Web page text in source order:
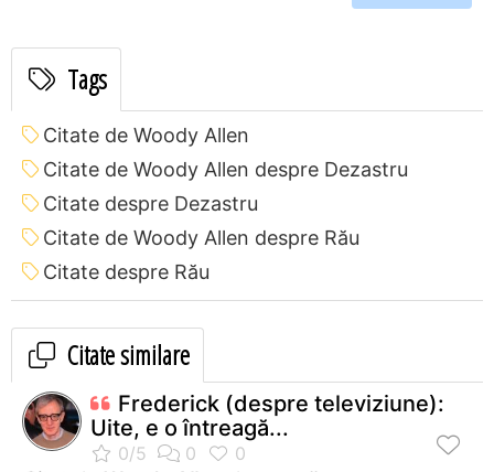
Tags
Citate de Woody Allen
Citate de Woody Allen despre Dezastru
Citate despre Dezastru
Citate de Woody Allen despre Rău
Citate despre Rău
Citate similare
Frederick (despre televiziune):
Uite, e o întreagă...